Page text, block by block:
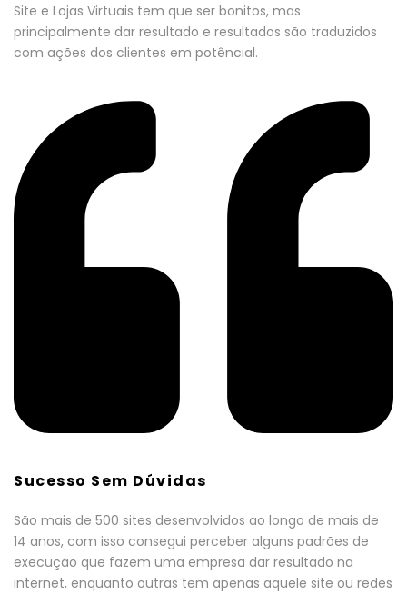
Site e Lojas Virtuais tem que ser bonitos, mas
principalmente dar resultado e resultados são traduzidos
com ações dos clientes em potêncial.
Sucesso Sem Dúvidas
São mais de 500 sites desenvolvidos ao longo de mais de
14 anos, com isso consegui perceber alguns padrões de
execução que fazem uma empresa dar resultado na
internet, enquanto outras tem apenas aquele site ou redes